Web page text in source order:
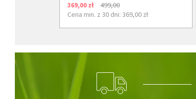
369,00 zł
499,00
Cena min. z 30 dni: 369,00 zł